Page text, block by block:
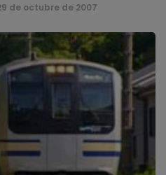
de octubre de 2007